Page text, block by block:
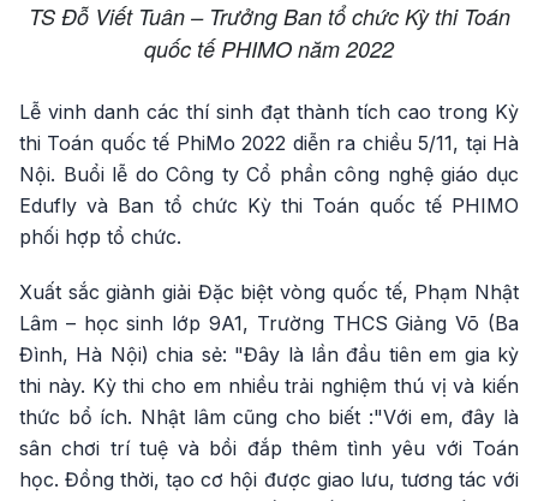
TS Đỗ Viết Tuân – Trưởng Ban tổ chức Kỳ thi Toán
quốc tế PHIMO năm 2022
Lễ vinh danh các thí sinh đạt thành tích cao trong Kỳ
thi Toán quốc tế PhiMo 2022 diễn ra chiều 5/11, tại Hà
Nội. Buổi lễ do Công ty Cổ phần công nghệ giáo dục
Edufly và Ban tổ chức Kỳ thi Toán quốc tế PHIMO
phối hợp tổ chức.
Xuất sắc giành giải Đặc biệt vòng quốc tế, Phạm Nhật
Lâm – học sinh lớp 9A1, Trường THCS Giảng Võ (Ba
Đình, Hà Nội) chia sẻ: "Đây là lần đầu tiên em gia kỳ
thi này. Kỳ thi cho em nhiều trải nghiệm thú vị và kiến
thức bổ ích. Nhật lâm cũng cho biết :"Với em, đây là
sân chơi trí tuệ và bồi đắp thêm tình yêu với Toán
học. Đồng thời, tạo cơ hội được giao lưu, tương tác với